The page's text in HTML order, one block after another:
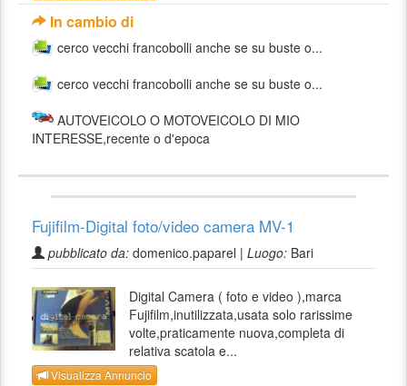
In cambio di
cerco vecchi francobolli anche se su buste o...
cerco vecchi francobolli anche se su buste o...
AUTOVEICOLO O MOTOVEICOLO DI MIO
INTERESSE,recente o d'epoca
Fujifilm-Digital foto/video camera MV-1
pubblicato da: domenico.paparel | Luogo: Bari
Digital Camera ( foto e video ),marca
Fujifilm,inutilizzata,usata solo rarissime
volte,praticamente nuova,completa di
relativa scatola e...
Visualizza Annuncio